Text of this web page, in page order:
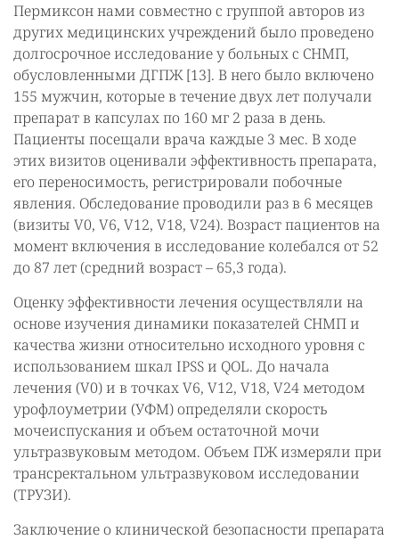
Пермиксон нами совместно с группой авторов из
других медицинских учреждений было проведено
долгосрочное исследование у больных с СНМП,
обусловленными ДГПЖ [13]. В него было включено
155 мужчин, которые в течение двух лет получали
препарат в капсулах по 160 мг 2 раза в день.
Пациенты посещали врача каждые 3 мес. В ходе
этих визитов оценивали эффективность препарата,
его переносимость, регистрировали побочные
явления. Обследование проводили раз в 6 месяцев
(визиты V0, V6, V12, V18, V24). Возраст пациентов на
момент включения в исследование колебался от 52
до 87 лет (средний возраст – 65,3 года).
Оценку эффективности лечения осуществляли на
основе изучения динамики показателей СНМП и
качества жизни относительно исходного уровня с
использованием шкал IPSS и QOL. До начала
лечения (V0) и в точках V6, V12, V18, V24 методом
урофлоуметрии (УФМ) определяли скорость
мочеиспускания и объем остаточной мочи
ультразвуковым методом. Объем ПЖ измеряли при
трансректальном ультразвуковом исследовании
(ТРУЗИ).
Заключение о клинической безопасности препарата